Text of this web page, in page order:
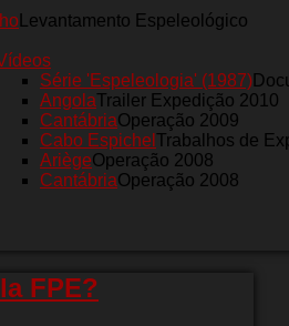
Levantamento Espeleológico
Série 'Espeleologia' (1987)
AngolaTrailer Expedição 2010
CantábriaOperação 2009
Cabo Espichel Trabalhos de
AriègeOperação 2008
CantábriaOperação 2008
FPE?